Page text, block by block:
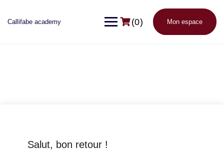
Callifabe academy (0) Mon espace
Salut, bon retour !